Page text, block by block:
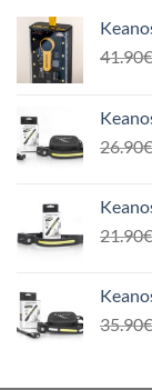
41.90€
26.90€
21.90€
35.90€